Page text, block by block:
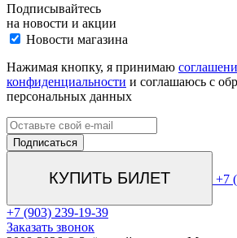
Подписывайтесь
на новости и акции
Новости магазина
Нажимая кнопку, я принимаю
конфиденциальности и соглашаюсь с
персональных данных
КУПИТЬ БИЛЕТ +7
+7 (903) 239-19-39
Заказать звонок